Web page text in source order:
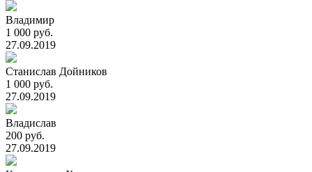
Владимир
1 000 руб.
27.09.2019
Станислав Дойников
1 000 руб.
27.09.2019
Владислав
200 руб.
27.09.2019